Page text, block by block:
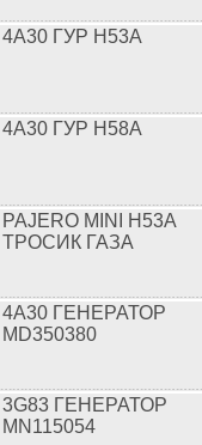
4A30 ГУР H53A
4A30 ГУР H58A
PAJERO MINI H53A
ТРОСИК ГАЗА
4A30 ГЕНЕРАТОР
MD350380
3G83 ГЕНЕРАТОР
MN115054